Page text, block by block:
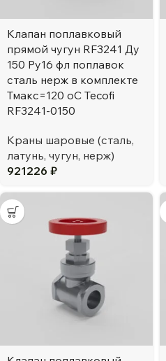
Клапан поплавковый
прямой чугун RF3241 Ду
150 Ру16 фл поплавок
сталь нерж в комплекте
Тмакс=120 оС Tecofi
RF3241-0150
Краны шаровые (сталь,
латунь, чугун, нерж)
921226 ₽